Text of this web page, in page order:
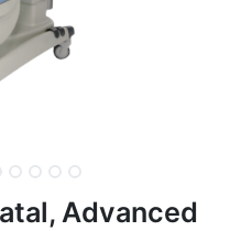
Advanced